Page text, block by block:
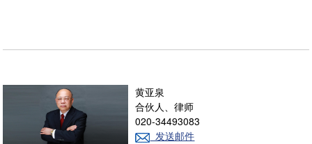
黄亚泉
合伙人、律师
020-34493083
发送邮件